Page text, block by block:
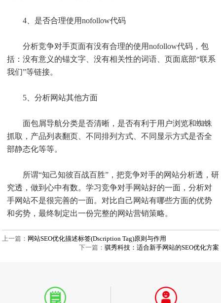
4、是否合理使用nofollow代码
分析竞争对手页面有没有合理的使用nofollow代码，包
括：没有意义的锚文字、没有相关性的词语、页面底部“联系
我们”等链接。
5、分析网站其他方面
面包屑导航分类是否清晰，是否有利于用户浏览和蜘蛛
抓取，产品列表翻页、不同排列方式、不同显示方式是否全
部静态化等等。
所谓“知己知彼百战百胜”，把竞争对手的网站分析透，研
究透，做到心中有数。学习竞争对手网站好的一面，分析对
手网站不是很完善的一面。对比自己网站有哪些方面的优势
和劣势，最终制定出一份完整的网站营销策略。
上一篇： 网站SEO优化描述标签(Dscription Tag)原则与作用
下一篇： 骐秀科技：适合新手网站的SEO优化方案